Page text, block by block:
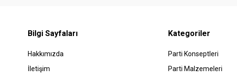
Bilgi Sayfaları
Hakkımızda
İletişim
Kategoriler
Parti Konseptleri
Parti Malzemeleri